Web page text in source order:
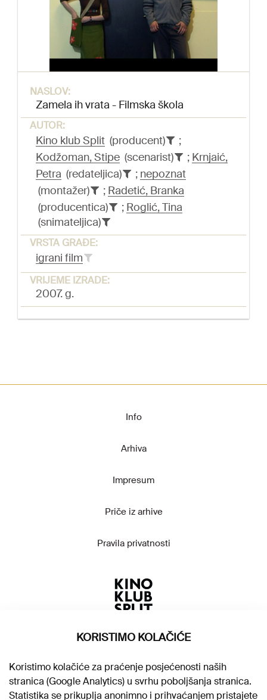
NASLOV:
Zamela ih vrata - Filmska škola
AUTOR:
Kino klub Split (producent)
;
Kodžoman, Stipe (scenarist) ; Krnjaić,
Petra (redateljica) ; nepoznat
(montažer)
; Radetić, Branka
(producentica)
; Roglić, Tina
(snimateljica)
VRSTA GRAĐE:
igrani film
VRIJEME IZRADE:
2007. g.
Info
Arhiva
Impresum
Priče iz arhive
Pravila privatnosti
KORISTIMO KOLAČIĆE
Koristimo kolačiće za praćenje posjećenosti naših
stranica (Google Analytics) u svrhu poboljšanja stranica.
Statistika se prikuplja anonimno i prihvaćanjem pristajete